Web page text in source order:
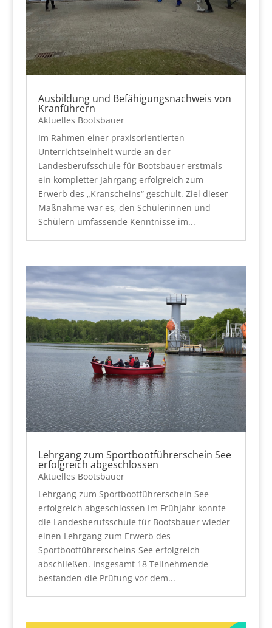
Ausbildung und Befähigungsnachweis von
Kranführern
Aktuelles Bootsbauer
Im Rahmen einer praxisorientierten
Unterrichtseinheit wurde an der
Landesberufsschule für Bootsbauer erstmals
ein kompletter Jahrgang erfolgreich zum
Erwerb des „Kranscheins“ geschult. Ziel dieser
Maßnahme war es, den Schülerinnen und
Schülern umfassende Kenntnisse im...
Lehrgang zum Sportbootführerschein See
erfolgreich abgeschlossen
Aktuelles Bootsbauer
Lehrgang zum Sportbootführerschein See
erfolgreich abgeschlossen Im Frühjahr konnte
die Landesberufsschule für Bootsbauer wieder
einen Lehrgang zum Erwerb des
Sportbootführerscheins-See erfolgreich
abschließen. Insgesamt 18 Teilnehmende
bestanden die Prüfung vor dem...